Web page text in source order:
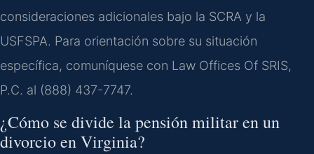
consideraciones adicionales bajo la SCRA y la
USFSPA. Para orientación sobre su situación
específica, comuníquese con Law Offices Of SRIS,
P.C. al (888) 437-7747.
¿Cómo se divide la pensión militar en un
divorcio en Virginia?